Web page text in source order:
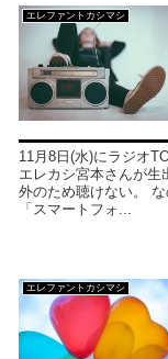
エレファントカシマシ
11月8日(水)にラジオ
エレカシ宮本さんが生
外のため聴けない。
「スマートフォ...
エレファントカシマシ